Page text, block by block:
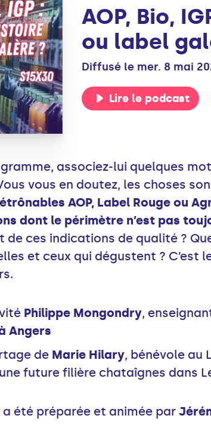
AOP, Bio,
ou label
Diffusé le mer. 8 mai
Lire le podcast
associez-lui quelques
vous en doutez, les choses
AOP, Label Rouge ou
dont le périmètre n’est pas
de ces indications de qualité ?
et ceux qui dégustent ? C’est
Philippe Mongondry,
Angers
de Marie Hilary, bénévole au
future filière chataîgnes dans
été préparée et animée par